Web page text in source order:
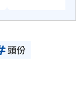
頭份